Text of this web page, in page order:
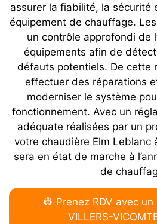
assurer la fiabilité, la sécurité
équipement de chauffage.
un contrôle approfondi de
équipements afin de
défauts potentiels. De cette
effectuer des réparations
moderniser le système
fonctionnement. Avec un
adéquate réalisées par un
votre chaudière Elm Leblanc
sera en état de marche à
de
👷 Prenez RDV avec
VILLERS-